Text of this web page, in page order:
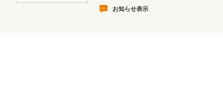
お知らせ表示